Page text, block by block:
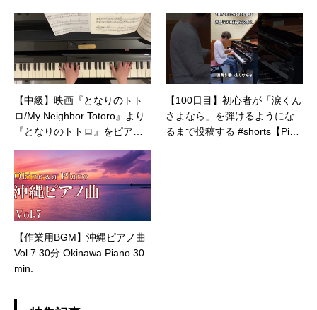
【中級】映画『となりのトト
ロ/My Neighbor Totoro』より
『となりのトトロ』をピアノ
【100日目】初心者が「涙くん
さよなら」を弾けるようにな
るまで投稿する #shorts【Pian
【作業用BGM】沖縄ピアノ曲
Vol.7 30分 Okinawa Piano 30
min.